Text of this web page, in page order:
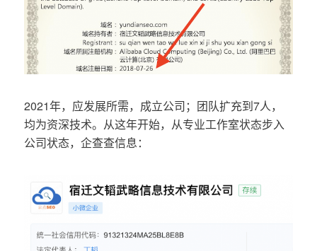
2021年，应发展所需，成立公司；团队扩充到7人，
均为资深技术。从这年开始，从专业工作室状态步入
公司状态，企查查信息：